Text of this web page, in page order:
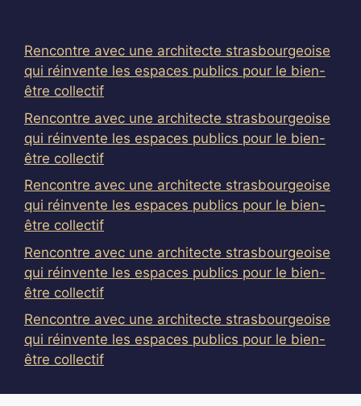
Rencontre avec une architecte strasbourgeoise
qui réinvente les espaces publics pour le bien-
être collectif
Rencontre avec une architecte strasbourgeoise
qui réinvente les espaces publics pour le bien-
être collectif
Rencontre avec une architecte strasbourgeoise
qui réinvente les espaces publics pour le bien-
être collectif
Rencontre avec une architecte strasbourgeoise
qui réinvente les espaces publics pour le bien-
être collectif
Rencontre avec une architecte strasbourgeoise
qui réinvente les espaces publics pour le bien-
être collectif